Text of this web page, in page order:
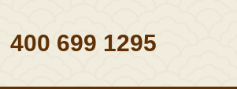
400 699 1295